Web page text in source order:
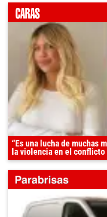
“Es una lucha de muchas
la violencia en el